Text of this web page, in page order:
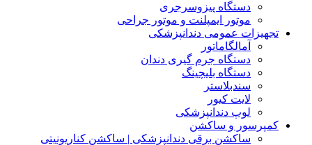
دستگاه پیزوسرجری
موتور ایمپلنت و موتور جراحی
تجهیزات عمومی دندانپزشکی
آمالگاماتور
دستگاه جرم گیری دندان
دستگاه بلیچینگ
سندبلاستر
لایت کیور
لوپ دندانپزشکی
کمپرسور و ساکشن
ساکشن برقی دندانپزشکی | ساکشن کناریونیتی